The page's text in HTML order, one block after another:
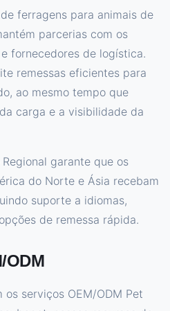
ferragens para animais de
parcerias com os
fornecedores de logística.
remessas eficientes para
ao mesmo tempo que
carga e a visibilidade da
garante que os
do Norte e Ásia recebam
suporte a idiomas,
de remessa rápida.
ODM
serviços OEM/ODM Pet